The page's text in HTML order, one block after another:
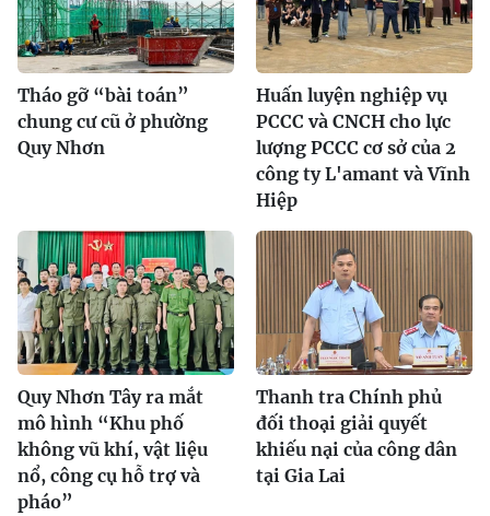
Tháo gỡ “bài toán”
chung cư cũ ở phường
Quy Nhơn
Huấn luyện nghiệp vụ
PCCC và CNCH cho lực
lượng PCCC cơ sở của 2
công ty L'amant và Vĩnh
Hiệp
Quy Nhơn Tây ra mắt
mô hình “Khu phố
không vũ khí, vật liệu
nổ, công cụ hỗ trợ và
pháo”
Thanh tra Chính phủ
đối thoại giải quyết
khiếu nại của công dân
tại Gia Lai